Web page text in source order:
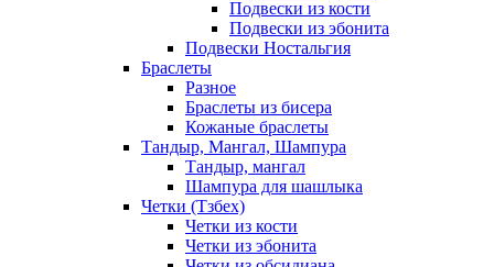
Подвески из кости
Подвески из эбонита
Подвески Ностальгия
Браслеты
Разное
Браслеты из бисера
Кожаные браслеты
Тандыр, Мангал, Шампура
Тандыр, мангал
Шампура для шашлыка
Четки (Тзбех)
Четки из кости
Четки из эбонита